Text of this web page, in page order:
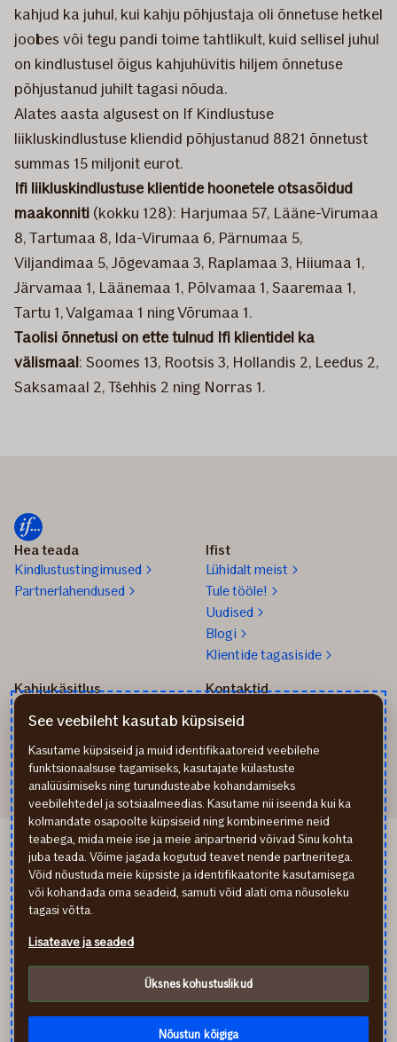
kahjud ka juhul, kui kahju põhjustaja oli õnnetuse hetkel
joobes või tegu pandi toime tahtlikult, kuid sellisel juhul
on kindlustusel õigus kahjuhüvitis hiljem õnnetuse
põhjustanud juhilt tagasi nõuda.
Alates aasta algusest on If Kindlustuse
liikluskindlustuse kliendid põhjustanud 8821 õnnetust
summas 15 miljonit eurot.
Ifi liikluskindlustuse klientide hoonetele otsasõidud
maakonniti (kokku 128): Harjumaa 57, Lääne-Virumaa
8, Tartumaa 8, Ida-Virumaa 6, Pärnumaa 5,
Viljandimaa 5, Jõgevamaa 3, Raplamaa 3, Hiiumaa 1,
Järvamaa 1, Läänemaa 1, Põlvamaa 1, Saaremaa 1,
Tartu 1, Valgamaa 1 ning Võrumaa 1. ​
Taolisi õnnetusi on ette tulnud Ifi klientidel ka
välismaal: Soomes 13, Rootsis 3, Hollandis 2, Leedus 2,
Saksamaal 2, Tšehhis 2 ning Norras 1.
Hea teada
Kindlustustingimused
Partnerlahendused
Ifist
Lühidalt meist
Tule tööle!
Uudised
Blogi
Klientide tagasiside
Kahjukäsitlus
Kuidas toimida kahju
korral?
Teata kahjust
Kontaktid
Arveldus
777 1211
If Apdrošināšana LV
If draudimas LT
Isikuandmete töötlemine
По-русски
facebook
youtube
instagram
linkedin
Külastate finantsteenust pakkuva ettevõtte kodulehekülge.
Soovitame enne lepingu sõlmimist tutvuda tingimustega ning
See veebileht kasutab küpsiseid
Kasutame küpsiseid ja muid identifikaatoreid veebilehe
funktsionaalsuse tagamiseks, kasutajate külastuste
analüüsimiseks ning turundusteabe kohandamiseks
veebilehtedel ja sotsiaalmeedias. Kasutame nii iseenda kui ka
kolmandate osapoolte küpsiseid ning kombineerime neid
teabega, mida meie ise ja meie äripartnerid võivad Sinu kohta
juba teada. Võime jagada kogutud teavet nende partneritega.
Võid nõustuda meie küpsiste ja identifikaatorite kasutamisega
või kohandada oma seadeid, samuti võid alati oma nõusoleku
tagasi võtta.
Lisateave ja seaded
Üksnes kohustuslikud
Nõustun kõigiga